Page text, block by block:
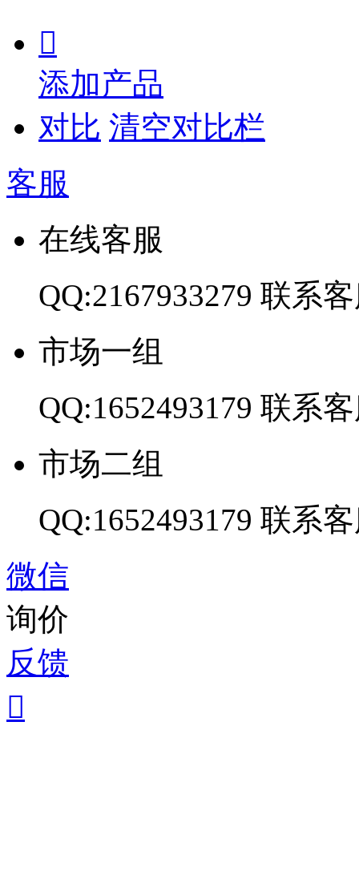

添加产品
对比 清空对比栏
客服
在线客服
QQ:2167933279 联系
市场一组
QQ:1652493179 联系
市场二组
QQ:1652493179 联系
微信
询价
反馈
